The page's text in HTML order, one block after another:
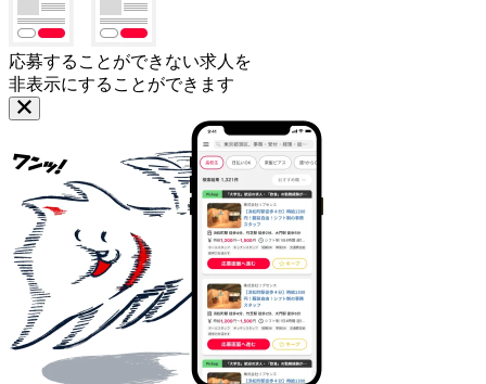
応募することができない求人を
非表示にすることができます